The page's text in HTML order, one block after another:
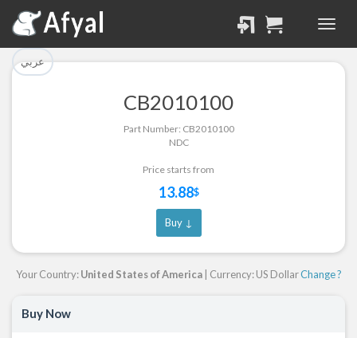
عربي
CB2010100
Part Number: CB2010100
NDC
Price starts from
13.88$
Buy ↓
Your Country:United States of America| Currency: US DollarChange ?
Buy Now
تم إضافة القطعة بنجاح.
Part Successfully
Selected
تم إضافة القطعة للسلة
بنجاح.
Part Added to Cart